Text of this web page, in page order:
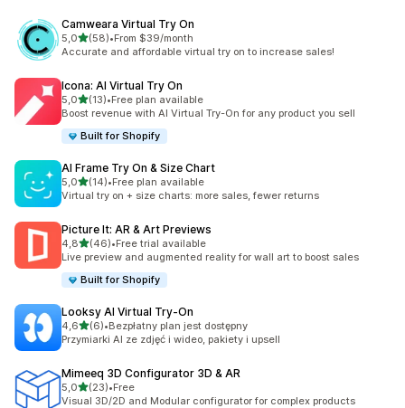
Camweara Virtual Try On
5,0na 5 gwiazdek
(58)
Łączna liczba recenzji: 58
•From $39/month
Accurate and affordable virtual try on to increase sales!
Icona: AI Virtual Try On
5,0na 5 gwiazdek
(13)
Łączna liczba recenzji: 13
•Free plan available
Boost revenue with AI Virtual Try-On for any product you sell
Built for Shopify
AI Frame Try On & Size Chart
5,0na 5 gwiazdek
(14)
Łączna liczba recenzji: 14
•Free plan available
Virtual try on + size charts: more sales, fewer returns
Picture It: AR & Art Previews
4,8na 5 gwiazdek
(46)
Łączna liczba recenzji: 46
•Free trial available
Live preview and augmented reality for wall art to boost sales
Built for Shopify
Looksy AI Virtual Try‑On
4,6na 5 gwiazdek
(6)
Łączna liczba recenzji: 6
•Bezpłatny plan jest dostępny
Przymiarki AI ze zdjęć i wideo, pakiety i upsell
Mimeeq 3D Configurator 3D & AR
5,0na 5 gwiazdek
(23)
Łączna liczba recenzji: 23
•Free
Visual 3D/2D and Modular configurator for complex products